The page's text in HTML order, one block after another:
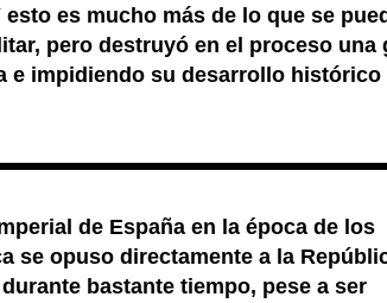
es mucho más de lo que se
pero destruyó en el proceso una
impidiendo su desarrollo histórico
de España en la época de los
se opuso directamente a la
bastante tiempo, pese a ser